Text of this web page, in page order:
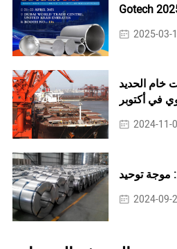
2025-03-
خام الحديد
2024-11-
توحيد
2024-09-